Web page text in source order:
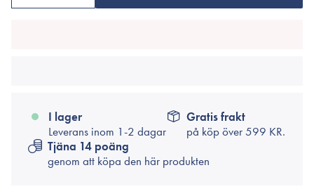
I lager
Leverans inom 1-2 dagar
Gratis frakt
på köp över599 KR.
Tjäna 14 poäng
genom att köpa den här produkten